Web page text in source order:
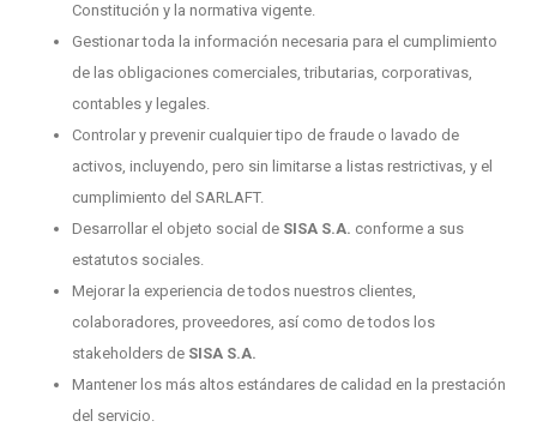
Constitución y la normativa vigente.
Gestionar toda la información necesaria para el cumplimiento
de las obligaciones comerciales, tributarias, corporativas,
contables y legales.
Controlar y prevenir cualquier tipo de fraude o lavado de
activos, incluyendo, pero sin limitarse a listas restrictivas, y el
cumplimiento del SARLAFT.
Desarrollar el objeto social de SISA S.A. conforme a sus
estatutos sociales.
Mejorar la experiencia de todos nuestros clientes,
colaboradores, proveedores, así como de todos los
stakeholders de SISA S.A.
Mantener los más altos estándares de calidad en la prestación
del servicio.